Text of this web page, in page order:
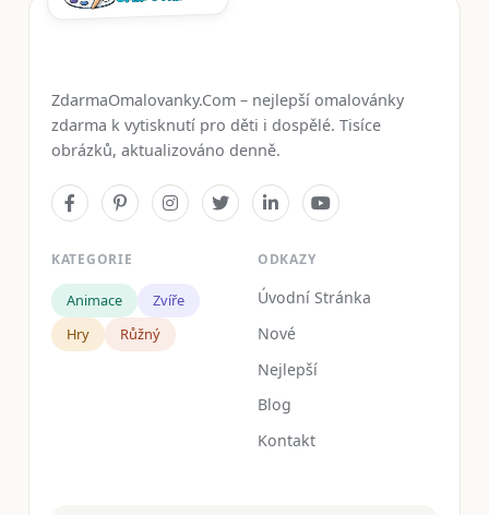
ZdarmaOmalovanky.Com – nejlepší omalovánky
zdarma k vytisknutí pro děti i dospělé. Tisíce
obrázků, aktualizováno denně.
KATEGORIE
Animace
Zvíře
Hry
Růžný
ODKAZY
Úvodní Stránka
Nové
Nejlepší
Blog
Kontakt